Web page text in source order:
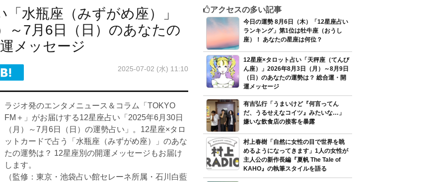
水瓶座（みずがめ座）」
～7月6日（日）のあなたの
メッセージ
2025-07-02 (水) 11:10
ラジオ発のエンタメニュース＆コラム「TOKYO
FM＋」がお届けする12星座占い「2025年6月30日
（月）～7月6日（日）の運勢占い」。12星座×タロ
ットカードで占う「水瓶座（みずがめ座）」のあな
たの運勢は？ 12星座別の開運メッセージもお届け
します。
（監修：東京・池袋占い館セレーネ所属・石川白藍
アクセスの多い記事
今日の運勢 8月6日（木）「12星座占い
ランキング」第1位は牡牛座（おうし
座）！ あなたの星座は何位？
12星座×タロット占い「天秤座（てんび
ん座）」2026年8月3日（月）～8月9日
（日）のあなたの運勢は？ 総合運・開
運メッセージ
有吉弘行「うまいけど『何言ってん
だ、うるせえなコイツ』みたいな…」
嫌いな飲食店の接客を暴露
村上春樹「自然に女性の目で世界を眺
めるようになってきます」1人の女性が
主人公の新作長編『夏帆 The Tale of
KAHO』の執筆スタイルを語る